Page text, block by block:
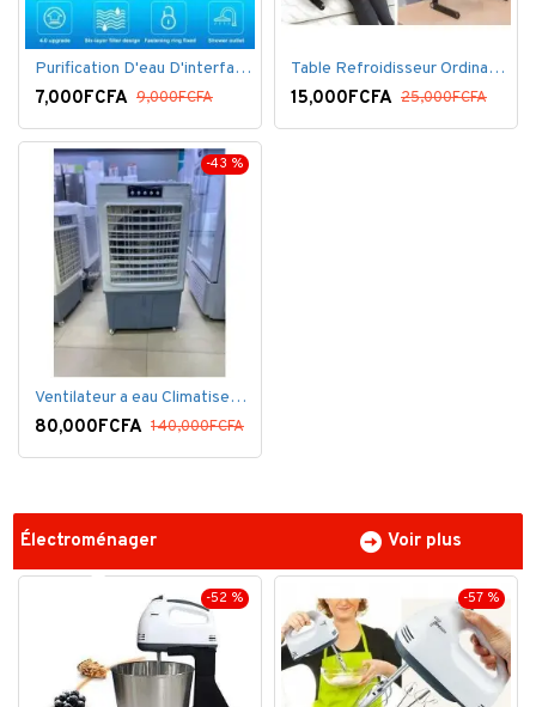
Purification D'eau D'interface De Filtre De Robinet
7,000FCFA 9,000FCFA
Table Refroidisseur Ordinateur Portable
15,000FCFA 25,000FCFA
-43 %
Ventilateur a eau Climatiseur Mobile Grand Model.
80,000FCFA 140,000FCFA
Électroménager Voir plus
-52 % -57 %